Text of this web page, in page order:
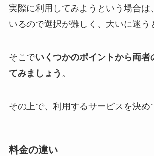
実際に利用してみようという場合は
いるので選択が難しく、大いに迷う
そこでいくつかのポイントから両者
てみましょう 。
その上で、利用するサービスを決め
料金の違い